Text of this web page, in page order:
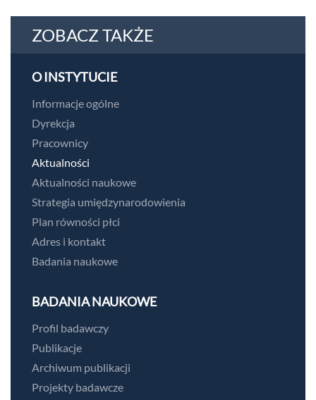
ZOBACZ TAKŻE
O INSTYTUCIE
Informacje ogólne
Dyrekcja
Pracownicy
Aktualności
Aktualności naukowe
Strategia umiędzynarodowienia
Plan równości płci
Adres i kontakt
Badania naukowe
BADANIA NAUKOWE
Profil badawczy
Publikacje
Archiwum publikacji
Projekty badawcze